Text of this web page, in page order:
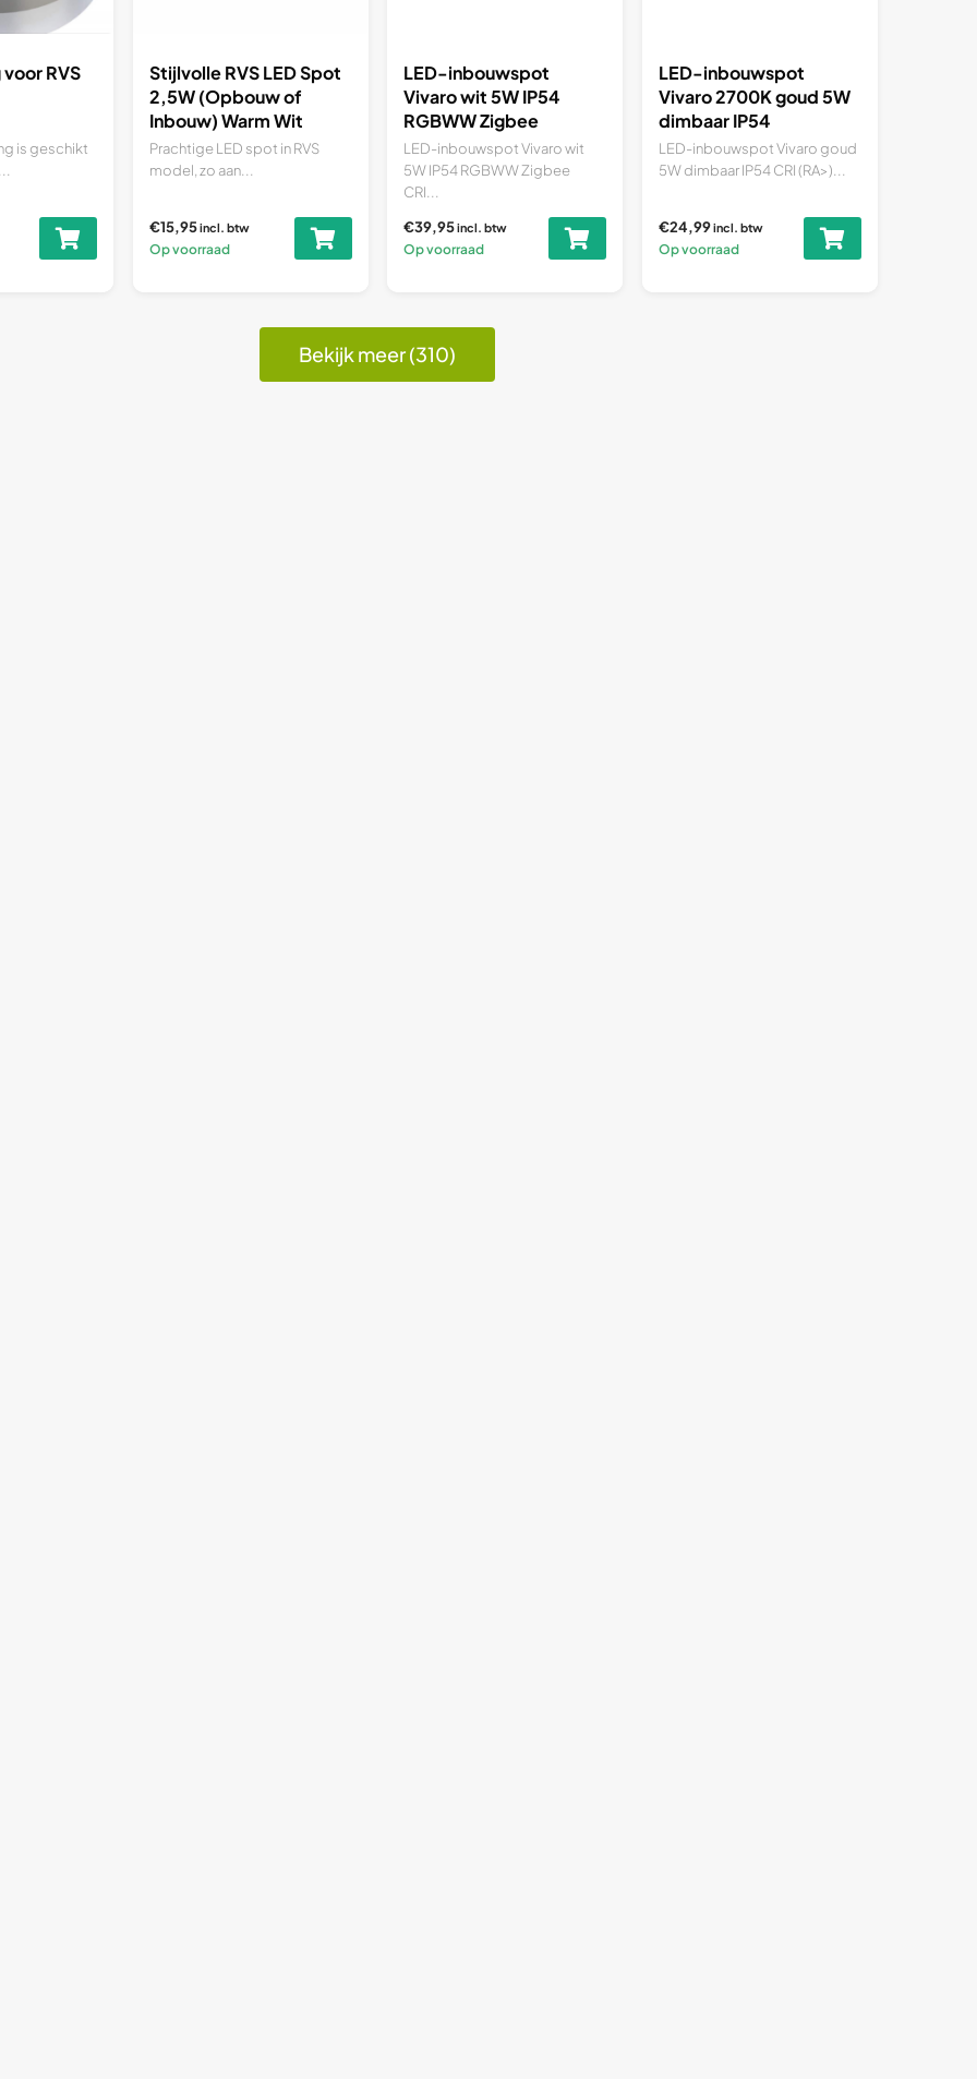
RVS
is geschikt
Stijlvolle RVS LED Spot
2,5W (Opbouw of
Inbouw) Warm Wit
Prachtige LED spot in RVS
model, zo aan...
€15,95incl. btw
Op voorraad
LED-inbouwspot
Vivaro wit 5W IP54
RGBWW Zigbee
LED-inbouwspot Vivaro wit
5W IP54 RGBWW Zigbee
CRI...
€39,95incl. btw
Op voorraad
LED-inbouwspot
Vivaro 2700K goud 5W
dimbaar IP54
LED-inbouwspot Vivaro goud
5W dimbaar IP54 CRI (RA>)...
€24,99incl. btw
Op voorraad
Bekijk meer (310)